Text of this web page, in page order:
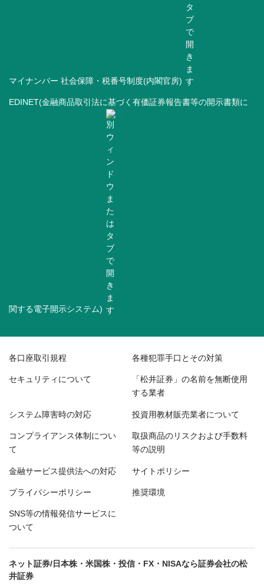
マイナンバー 社会保障・税番号制度(内閣官房)
EDINET(金融商品取引法に基づく有価証券報告書等の開示書類に
関する電子開示システム)
各口座取引規程 各種犯罪手口とその対策
セキュリティについて 「松井証券」の名前を無断使用
する業者
システム障害時の対応 投資用教材販売業者について
コンプライアンス体制につい
て
取扱商品のリスクおよび手数料
等の説明
金融サービス提供法への対応 サイトポリシー
プライバシーポリシー 推奨環境
SNS等の情報発信サービスに
ついて
ネット証券/日本株・米国株・投信・FX・NISAなら証券会社の松
井証券